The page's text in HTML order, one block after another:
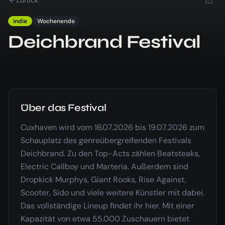
indie Wochenende
Deichbrand Festival
Über das Festival
Cuxhaven wird vom 16.07.2026 bis 19.07.2026 zum
Schauplatz des genreübergreifenden Festivals
Deichbrand. Zu den Top-Acts zählen Beatsteaks,
Electric Callboy und Marteria. Außerdem sind
Dropkick Murphys, Giant Rooks, Rise Against,
Scooter, Sido und viele weitere Künstler mit dabei.
Das vollständige Lineup findet ihr hier. Mit einer
Kapazität von etwa 55.000 Zuschauern bietet